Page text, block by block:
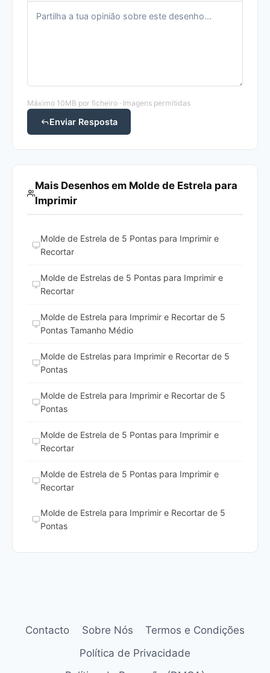
Máximo 10MB por ficheiro · Imagens permitidas
Enviar Resposta
Mais Desenhos em Molde de Estrela para
Imprimir
Molde de Estrela de 5 Pontas para Imprimir e
Recortar
Molde de Estrelas de 5 Pontas para Imprimir e
Recortar
Molde de Estrela para Imprimir e Recortar de 5
Pontas Tamanho Médio
Molde de Estrelas para Imprimir e Recortar de 5
Pontas
Molde de Estrela para Imprimir e Recortar de 5
Pontas
Molde de Estrela de 5 Pontas para Imprimir e
Recortar
Molde de Estrela de 5 Pontas para Imprimir e
Recortar
Molde de Estrela para Imprimir e Recortar de 5
Pontas
Contacto Sobre Nós
Termos e Condições
Política de Privacidade